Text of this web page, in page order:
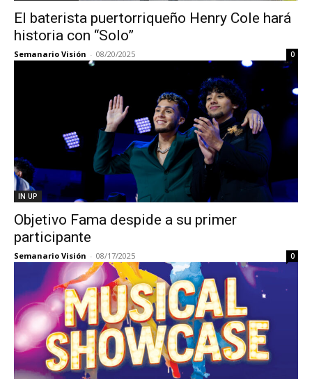
El baterista puertorriqueño Henry Cole hará
historia con “Solo”
Semanario Visión - 08/20/2025 0
IN UP
Objetivo Fama despide a su primer
participante
Semanario Visión - 08/17/2025 0